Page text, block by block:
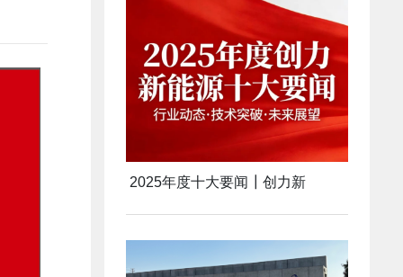
2025年度十大要闻┃创力新